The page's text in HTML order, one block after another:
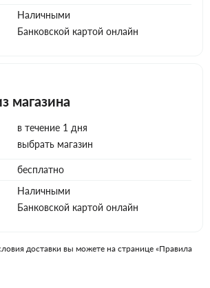
Наличными
Банковской картой онлайн
магазина
в течение 1 дня
выбрать магазин
бесплатно
Наличными
Банковской картой онлайн
доставки вы можете на странице «Правила